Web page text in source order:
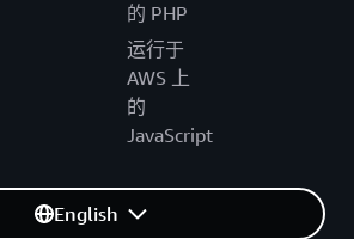
的 PHP
运行于
AWS 上
的
JavaScript
English